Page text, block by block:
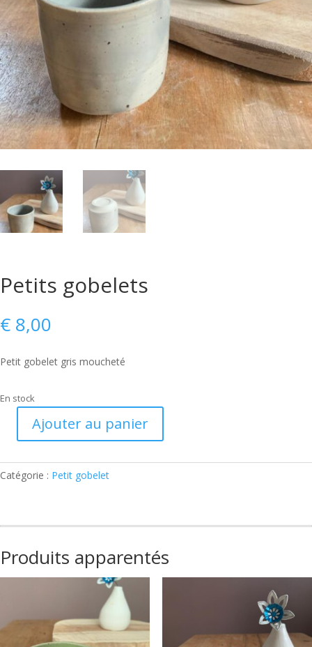
Petits gobelets
€ 8,00
Petit gobelet gris moucheté
En stock
quantité
Petits
gobelets
Ajouter au panier
Catégorie : Petit gobelet
Produits apparentés